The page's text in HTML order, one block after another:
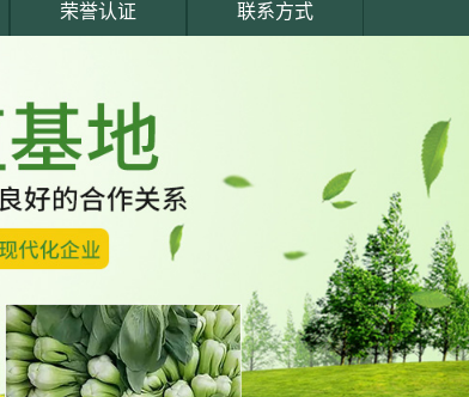
荣誉认证 联系方式